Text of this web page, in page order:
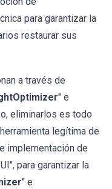
para garantizar la
restaurar sus
a través de
" e
eliminarlos es todo
legítima de
implementación de
para garantizar la
" e